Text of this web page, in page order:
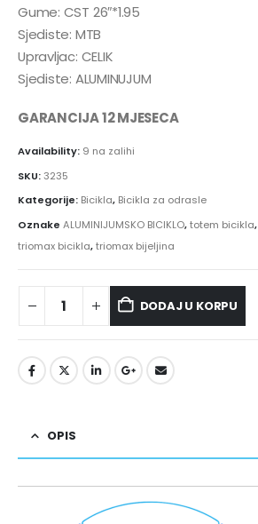
Gume: CST 26″*1.95
Sjediste: MTB
Upravljac: CELIK
Sjediste: ALUMINUJUM
GARANCIJA 12 MJESECA
Availability: 9 na zalihi
SKU:3235
Kategorije: Bicikla, Bicikla za odrasle
Oznake ALUMINIJUMSKO BICIKLO,totem bicikla,
triomax bicikla,triomax bijeljina
DODAJ U KORPU
OPIS